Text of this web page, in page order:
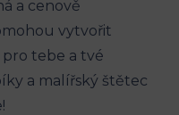
a cenově
vytvořit
tebe a tvé
a malířský štětec